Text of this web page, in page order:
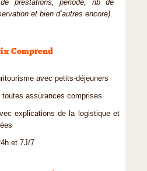
prestations, période, nb de
et bien d’autres encore).
Comprend
avec petits-déjeuners
assurances comprises
explications de la logistique et
et 7J/7